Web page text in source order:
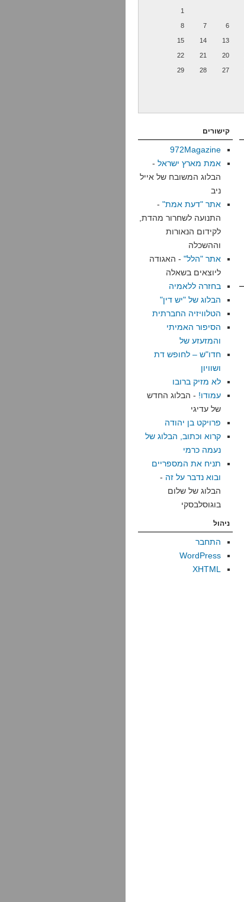
1
6
7
8
13
14
15
20
21
22
27
28
29
קישורים
972Magazine
אמת מארץ ישראל -
הבלוג המשובח של אייל
ניב
אתר "דעת אמת" -
התנועה לשחרור מהדת,
לקידום הנאורות
וההשכלה
אתר "הלל" - האגודה
ליוצאים בשאלה
בחזרה ללאמיה
הבלוג של "יש דין"
הטלוויזיה החברתית
הסיפור האמיתי
והמזעזע של
חדו"ש – לחופש דת
ושוויון
לא מזיק ברובו
עמודו! - הבלוג החדש
של עדיגי
פרויקט בן יהודה
קרוא וכתוב, הבלוג של
נעמה כרמי
תניח את המספריים
ובוא נדבר על זה -
הבלוג של שלום
בוגוסלבסקי
ניהול
התחבר
WordPress
XHTML